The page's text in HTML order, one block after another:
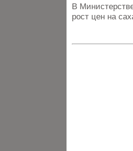
В
рост цен на